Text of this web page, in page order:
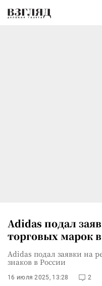
Adidas подал
торговых марок
Adidas подал заявки на
знаков в России
16 июля 2025, 13:28 2